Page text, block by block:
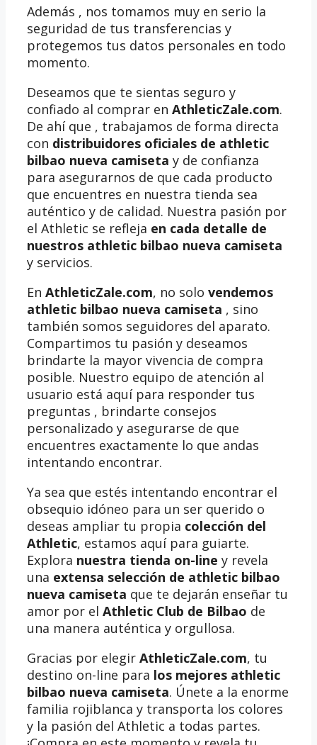
Además , nos tomamos muy en serio la
seguridad de tus transferencias y
protegemos tus datos personales en todo
momento.
Deseamos que te sientas seguro y
confiado al comprar en AthleticZale.com.
De ahí que , trabajamos de forma directa
con distribuidores oficiales de athletic
bilbao nueva camiseta y de confianza
para asegurarnos de que cada producto
que encuentres en nuestra tienda sea
auténtico y de calidad. Nuestra pasión por
el Athletic se refleja en cada detalle de
nuestros athletic bilbao nueva camiseta
y servicios.
En AthleticZale.com, no solo vendemos
athletic bilbao nueva camiseta , sino
también somos seguidores del aparato.
Compartimos tu pasión y deseamos
brindarte la mayor vivencia de compra
posible. Nuestro equipo de atención al
usuario está aquí para responder tus
preguntas , brindarte consejos
personalizado y asegurarse de que
encuentres exactamente lo que andas
intentando encontrar.
Ya sea que estés intentando encontrar el
obsequio idóneo para un ser querido o
deseas ampliar tu propia colección del
Athletic, estamos aquí para guiarte.
Explora nuestra tienda on-line y revela
una extensa selección de athletic bilbao
nueva camiseta que te dejarán enseñar tu
amor por el Athletic Club de Bilbao de
una manera auténtica y orgullosa.
Gracias por elegir AthleticZale.com, tu
destino on-line para los mejores athletic
bilbao nueva camiseta. Únete a la enorme
familia rojiblanca y transporta los colores
y la pasión del Athletic a todas partes.